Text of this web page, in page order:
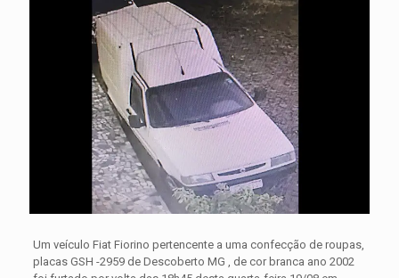
Um veículo Fiat Fiorino pertencente a uma confecção de roupas,
placas GSH -2959 de Descoberto MG , de cor branca ano 2002